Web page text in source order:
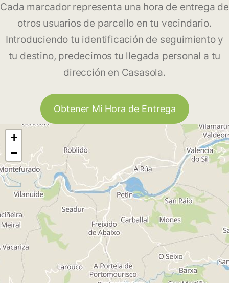
Cada marcador representa una hora de entrega de
otros usuarios de parcello en tu vecindario.
Introduciendo tu identificación de seguimiento y
tu destino, predecimos tu llegada personal a tu
dirección en Casasola.
Obtener Mi Hora de Entrega
+
−